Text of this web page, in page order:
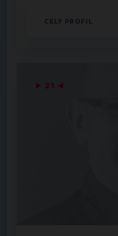
CELÝ PROFIL
▶ 21 ◀